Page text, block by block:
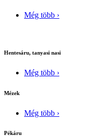
Még több ›
Hentesáru, tanyasi nasi
Még több ›
Mézek
Még több ›
Pékáru